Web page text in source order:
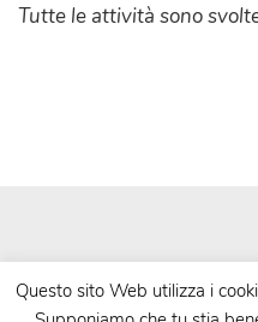
Tutte le attività sono
Questo sito Web utilizza i